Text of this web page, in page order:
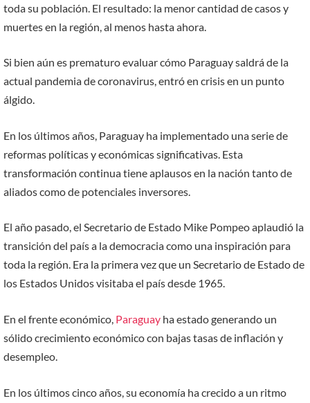
toda su población. El resultado: la menor cantidad de casos y
muertes en la región, al menos hasta ahora.
Si bien aún es prematuro evaluar cómo Paraguay saldrá de la
actual pandemia de coronavirus, entró en crisis en un punto
álgido.
En los últimos años, Paraguay ha implementado una serie de
reformas políticas y económicas significativas. Esta
transformación continua tiene aplausos en la nación tanto de
aliados como de potenciales inversores.
El año pasado, el Secretario de Estado Mike Pompeo aplaudió la
transición del país a la democracia como una inspiración para
toda la región. Era la primera vez que un Secretario de Estado de
los Estados Unidos visitaba el país desde 1965.
En el frente económico, Paraguay ha estado generando un
sólido crecimiento económico con bajas tasas de inflación y
desempleo.
En los últimos cinco años, su economía ha crecido a un ritmo